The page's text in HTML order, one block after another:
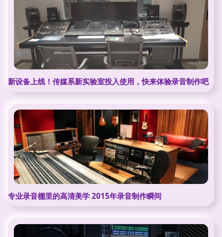
新设备上线！传媒系新实验室投入使用，快来体验录音制作吧
专业录音棚里的高清美学 2015年录音制作瞬间